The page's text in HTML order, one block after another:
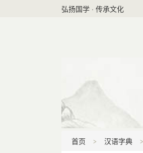
弘扬国学 · 传承文化
首页 汉语字典